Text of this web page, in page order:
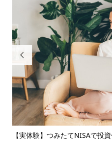

【実体験】つみたてNISAで投